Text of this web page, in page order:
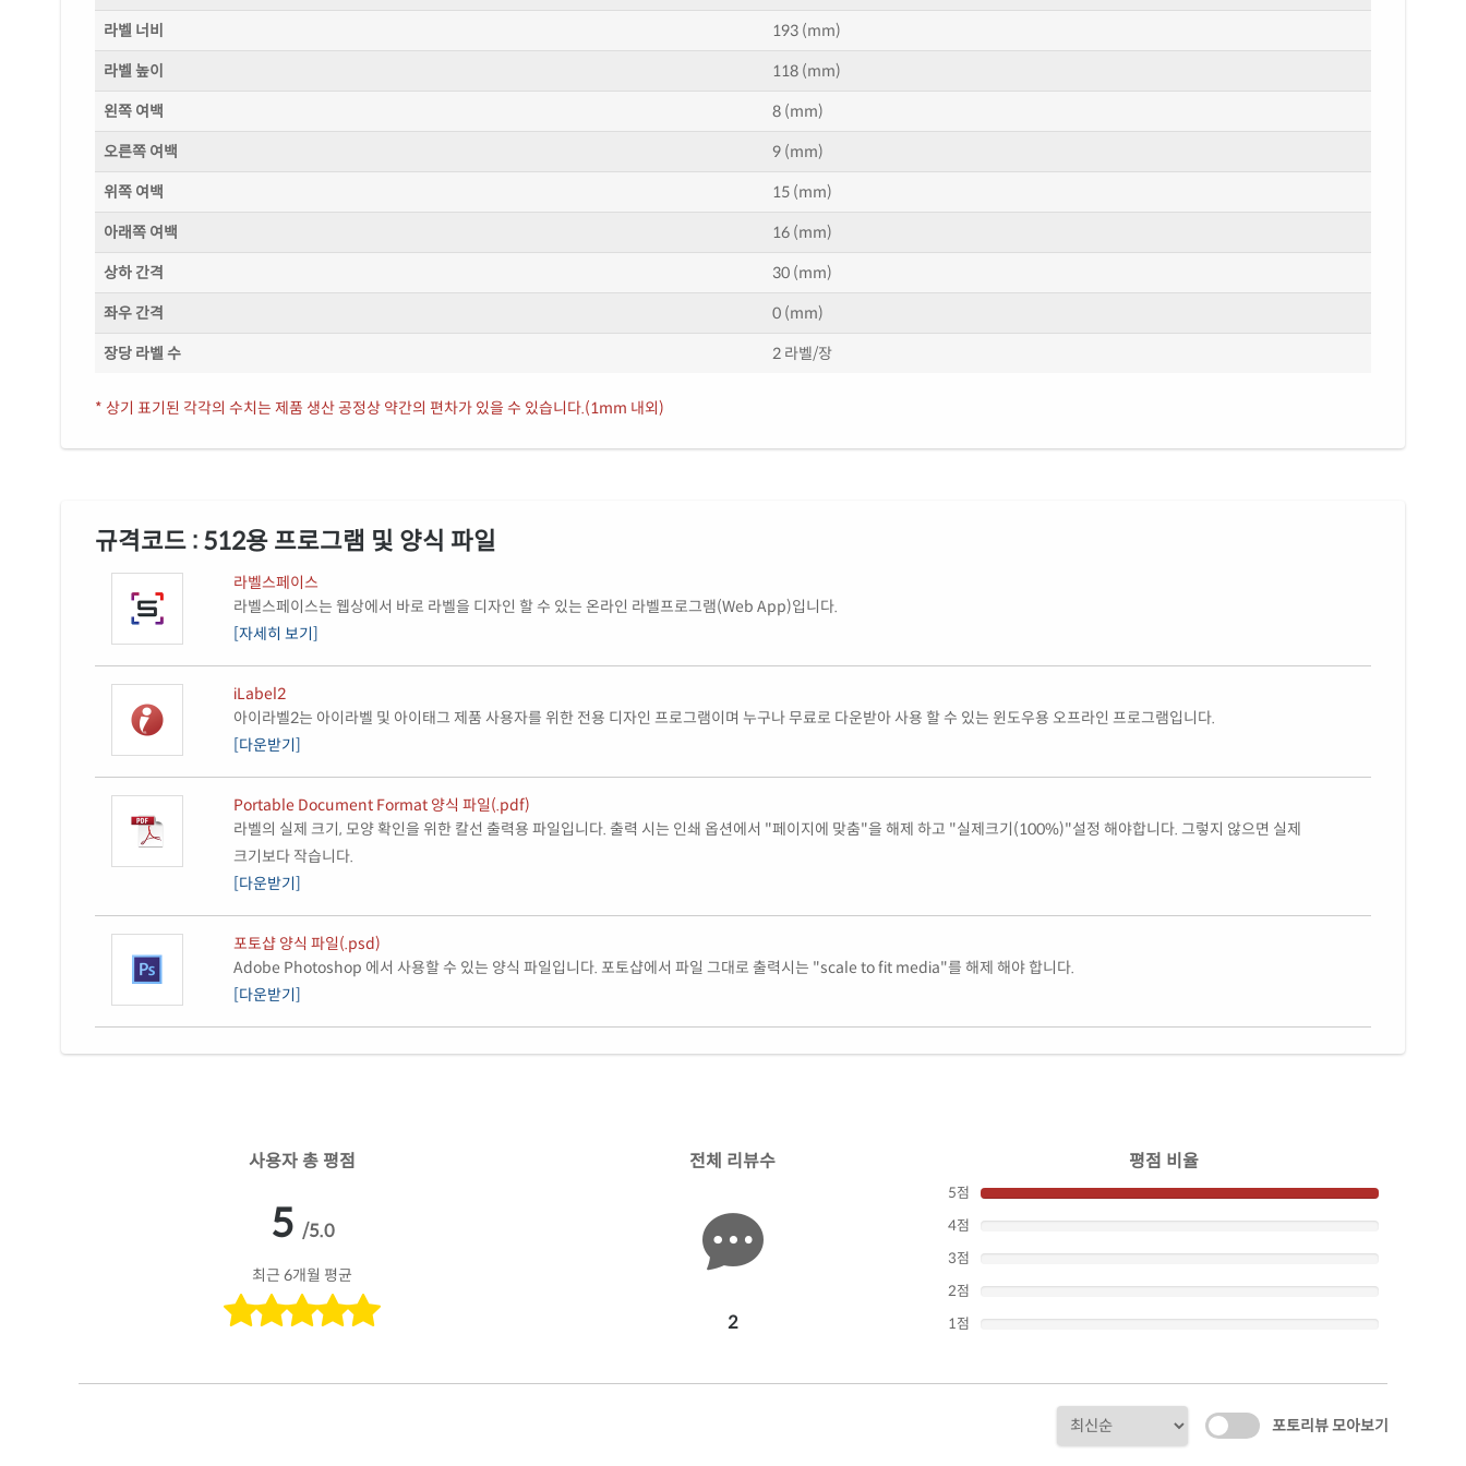
라벨 너비 193 (mm)
라벨 높이 118 (mm)
왼쪽 여백 8 (mm)
오른쪽 여백 9 (mm)
위쪽 여백 15 (mm)
아래쪽 여백 16 (mm)
상하 간격 30 (mm)
좌우 간격 0 (mm)
장당 라벨 수 2 라벨/장
* 상기 표기된 각각의 수치는 제품 생산 공정상 약간의 편차가 있을 수 있습니다.(1mm 내외)
규격코드 : 512용 프로그램 및 양식 파일
라벨스페이스
라벨스페이스는 웹상에서 바로 라벨을 디자인 할 수 있는 온라인 라벨프로그램(Web App)입니다.
[자세히 보기]
iLabel2
아이라벨2는 아이라벨 및 아이태그 제품 사용자를 위한 전용 디자인 프로그램이며 누구나 무료로 다운받아 사용 할 수 있는 윈도우용 오프라인 프로그램입니다.
[다운받기]
Portable Document Format 양식 파일(.pdf)
라벨의 실제 크기, 모양 확인을 위한 칼선 출력용 파일입니다. 출력 시는 인쇄 옵션에서 "페이지에 맞춤"을 해제 하고 "실제크기(100%)"설정 해야합니다. 그렇지 않으면 실제
크기보다 작습니다.
[다운받기]
포토샵 양식 파일(.psd)
Adobe Photoshop 에서 사용할 수 있는 양식 파일입니다. 포토샵에서 파일 그대로 출력시는 "scale to fit media"를 해제 해야 합니다.
[다운받기]
사용자 총 평점
5 /5.0
최근 6개월 평균
전체 리뷰수
2
평점 비율
5점
4점
3점
2점
1점
포토리뷰 모아보기